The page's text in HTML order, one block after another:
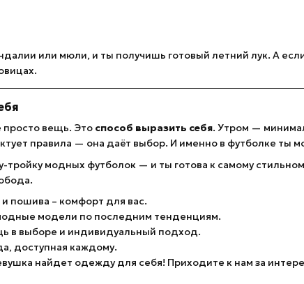
или мюли, и ты получишь готовый летний лук. А
просто вещь. Это способ выразить себя. Утром —
правила — она даёт выбор. И именно в футболке ты
тройку модных футболок — и ты готова к самому
пошива – комфорт для вас.
модели по последним тенденциям.
в выборе и индивидуальный подход.
доступная каждому.
найдет одежду для себя! Приходите к нам за